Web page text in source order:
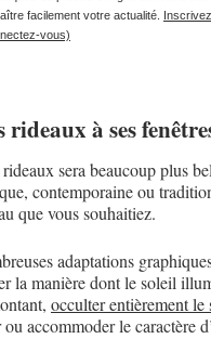
facilement votre actualité.
vous)
à ses
sera beaucoup plus
contemporaine ou
que vous souhaitiez.
adaptations
la manière dont le soleil
occulter entièrement le
accommoder le caractère